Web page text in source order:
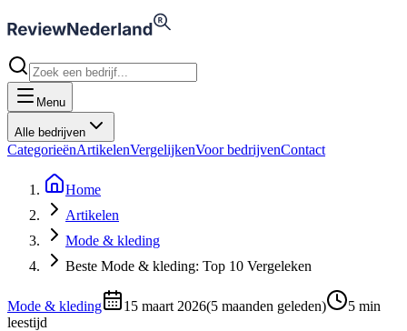
Menu
Alle bedrijven
CategorieënArtikelenVergelijkenVoor bedrijvenContact
Home
Artikelen
Mode & kleding
Beste Mode & kleding: Top 10 Vergeleken
Mode & kleding 15 maart 2026(5 maanden geleden) 5 min
leestijd